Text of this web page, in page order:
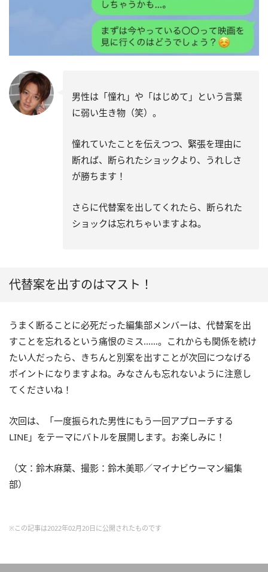
男性は「憧れ」や「はじめて」という言葉
に弱い生き物（笑）。
憧れていたことを伝えつつ、緊張を理由に
断れば、断られたショックより、うれしさ
が勝ちます！
さらに代替案を出してくれたら、断られた
ショックは忘れちゃいますよね。
代替案を出すのはマスト！
うまく断ることに必死だった編集部メンバーは、代替案を出
すことを忘れるという痛恨のミス……。これからも関係を続け
たい人だったら、きちんと別案を出すことが次回につなげる
ポイントになりますよね。みなさんも忘れないように注意し
てくださいね！
次回は、「一度振られた男性にもう一回アプローチする
LINE」をテーマにバトルを展開します。お楽しみに！
（文：鈴木麻葉、撮影：鈴木美耶／マイナビウーマン編集
部）
※この記事は2022年02月20日に公開されたものです